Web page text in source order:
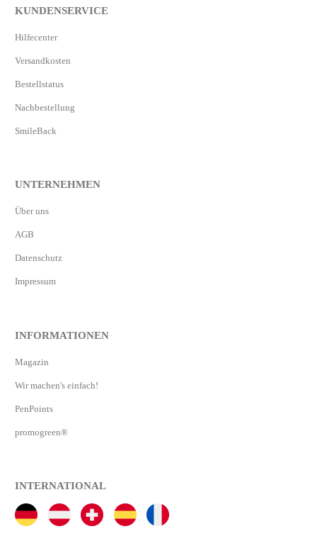
KUNDENSERVICE
Hilfecenter
Versandkosten
Bestellstatus
Nachbestellung
SmileBack
UNTERNEHMEN
Über uns
AGB
Datenschutz
Impressum
INFORMATIONEN
Magazin
Wir machen's einfach!
PenPoints
promogreen®
INTERNATIONAL